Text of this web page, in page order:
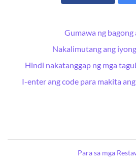
Gumawa ng bagong
Nakalimutang ang
Hindi nakatanggap ng mga
I-enter ang code para makita
Para sa mga